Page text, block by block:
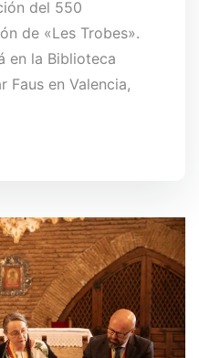
del 550
de «Les Trobes».
en la Biblioteca
Faus en Valencia,